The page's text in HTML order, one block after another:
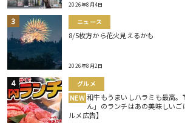
2026年8月4日
ニュース
8/5枚方から花火見えるかも
2026年8月2日
グルメ
NEW 和牛もうまいしハラミも最高
ん」のランチはあの美味しい
ルメ広告】